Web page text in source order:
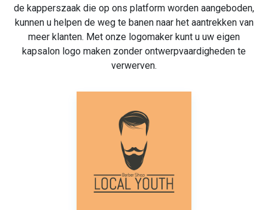
de kapperszaak die op ons platform worden aangeboden,
kunnen u helpen de weg te banen naar het aantrekken van
meer klanten. Met onze logomaker kunt u uw eigen
kapsalon logo maken zonder ontwerpvaardigheden te
verwerven.